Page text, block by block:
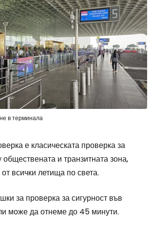
в терминала
е класическата проверка за
и транзитната зона,
всички летища по света.
за проверка за сигурност във
може да отнеме до 45 минути.